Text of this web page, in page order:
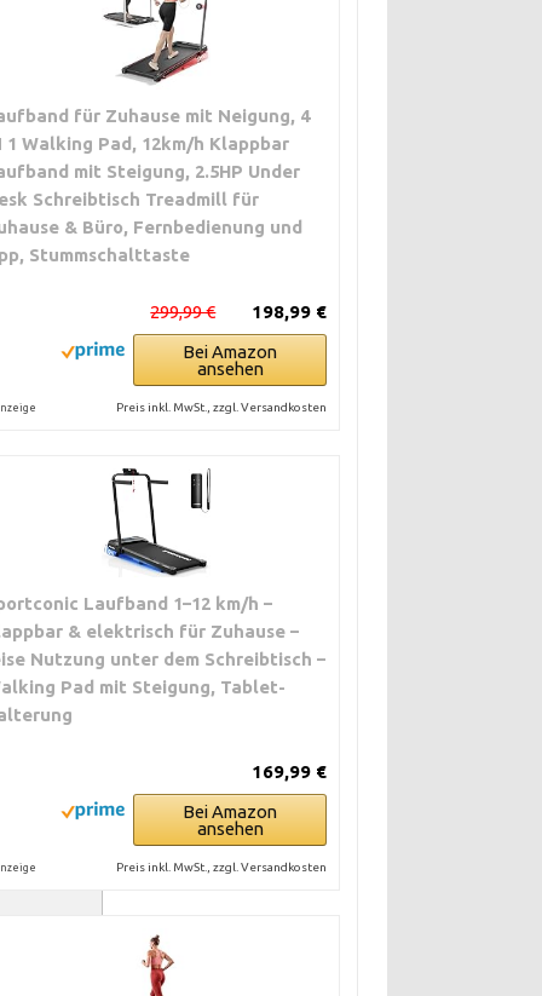
für Zuhause mit Neigung, 4
1 Walking Pad, 12km/h Klappbar
mit Steigung, 2.5HP Under
Schreibtisch Treadmill für
& Büro, Fernbedienung und
Stummschalttaste
198,99 €
299,99 €
Bei Amazon
ansehen
Preis inkl. MwSt., zzgl. Versandkosten
Laufband 1–12 km/h –
& elektrisch für Zuhause –
Nutzung unter dem Schreibtisch –
Pad mit Steigung, Tablet-
169,99 €
Bei Amazon
ansehen
Preis inkl. MwSt., zzgl. Versandkosten